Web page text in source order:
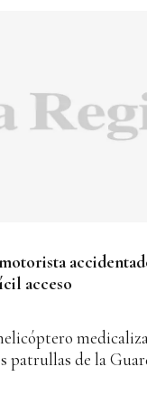
acceso
patrullas de la